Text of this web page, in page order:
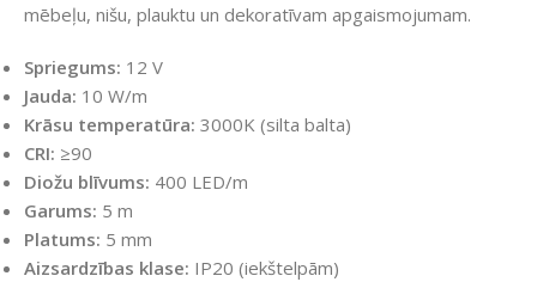
mēbeļu, nišu, plauktu un dekoratīvam apgaismojumam.
Spriegums: 12 V
Jauda: 10 W/m
Krāsu temperatūra: 3000K (silta balta)
CRI: ≥90
Diožu blīvums: 400 LED/m
Garums: 5 m
Platums: 5 mm
Aizsardzības klase: IP20 (iekštelpām)